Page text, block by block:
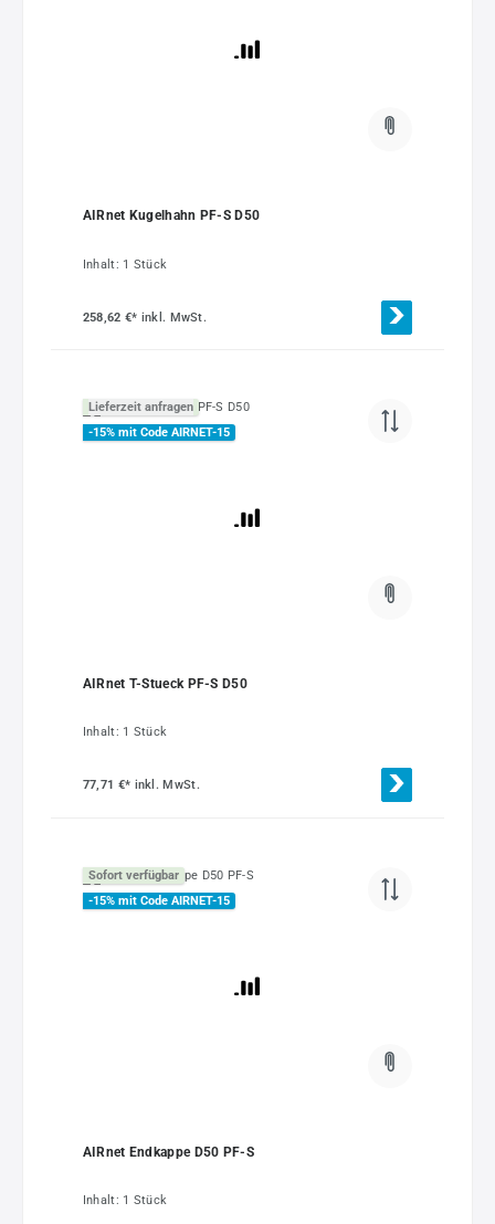
AIRnet Kugelhahn PF-S D50
Inhalt: 1 Stück
258,62 €* inkl. MwSt.
Lieferzeit anfragen
-15% mit Code AIRNET-15
AIRnet T-Stueck PF-S D50
Inhalt: 1 Stück
77,71 €* inkl. MwSt.
Sofort verfügbar
-15% mit Code AIRNET-15
AIRnet Endkappe D50 PF-S
Inhalt: 1 Stück